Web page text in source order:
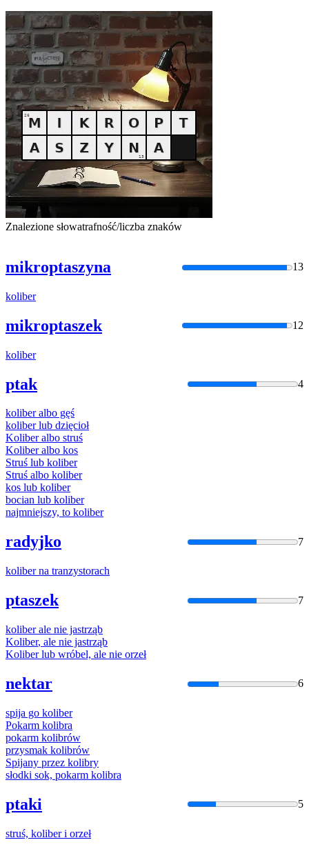
Znalezione słowatrafność/liczba znaków
mikroptaszyna 13
koliber
mikroptaszek 12
koliber
ptak 4
koliberalbo gęś
koliberlub dzięcioł
Koliberalbo struś
Koliberalbo kos
Struś lub koliber
Struś albo koliber
kos lub koliber
bocian lub koliber
najmniejszy, to koliber
radyjko 7
koliberna tranzystorach
ptaszek 7
koliberale nie jastrząb
Koliber, ale nie jastrząb
Koliberlub wróbel, ale nie orzeł
nektar 6
spija go koliber
Pokarm kolibra
pokarm kolibrów
przysmak kolibrów
Spijany przez kolibry
słodki sok, pokarm kolibra
ptaki 5
struś, koliberi orzeł